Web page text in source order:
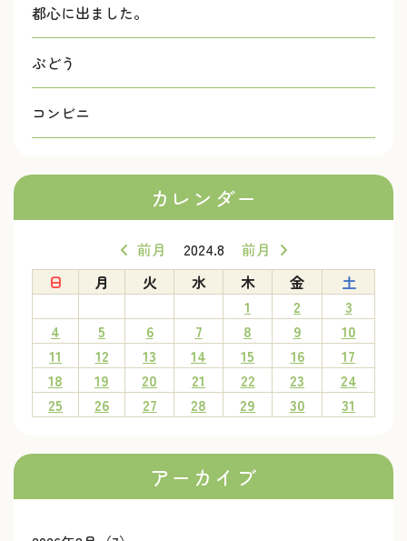
都心に出ました。
ぶどう
コンビニ
カレンダー
前月 2024.8
前月
日
月 火 水 木 金
土
1
2
3
4
5 6 7 8 9
10
11
12 13 14 15 16
17
18
19 20 21 22 23
24
25
26 27 28 29 30 31
アーカイブ